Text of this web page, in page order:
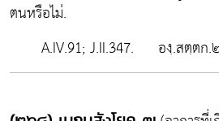
ตนหรือไม่.
A.IV.91; J.II.347. องฺ.สตฺต